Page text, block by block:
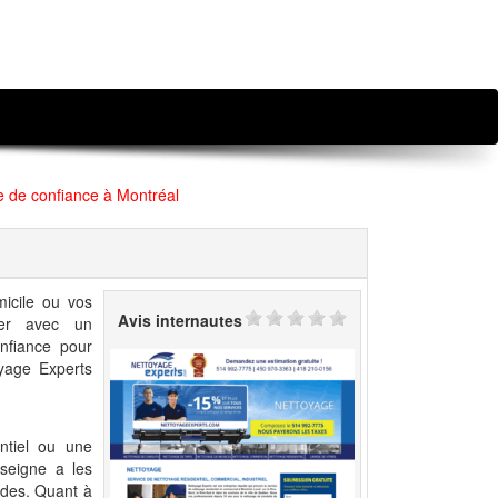
de confiance à Montréal
ou vos
avec un
pour
Experts
ou une
a les
Quant à
Avis internautes